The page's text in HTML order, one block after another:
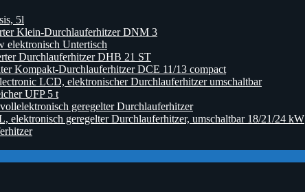
5l
Klein-Durchlauferhitzer DNM 3
elektronisch Untertisch
Durchlauferhitzer DHB 21 ST
Kompakt-Durchlauferhitzer DCE 11/13 compact
LCD, elektronischer Durchlauferhitzer umschaltbar
UFP 5 t
geregelter Durchlauferhitzer
geregelter Durchlauferhitzer, umschaltbar 18/21/24 kW